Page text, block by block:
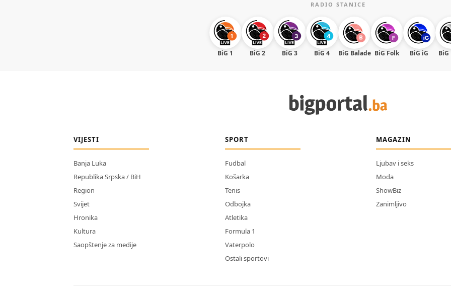
RADIO STANICE
BiG 1 BiG 2 BiG 3 BiG 4 BiG Balade BiG Folk BiG iG BiG
VIJESTI
Banja Luka
Republika Srpska / BiH
Region
Svijet
Hronika
Kultura
Saopštenje za medije
SPORT
Fudbal
Košarka
Tenis
Odbojka
Atletika
Formula 1
Vaterpolo
Ostali sportovi
MAGAZIN
Ljubav i seks
Moda
ShowBiz
Zanimljivo